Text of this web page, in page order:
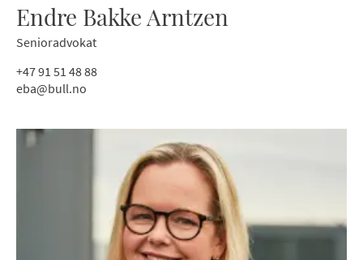
Endre Bakke Arntzen
Senioradvokat
+47 91 51 48 88
eba@bull.no